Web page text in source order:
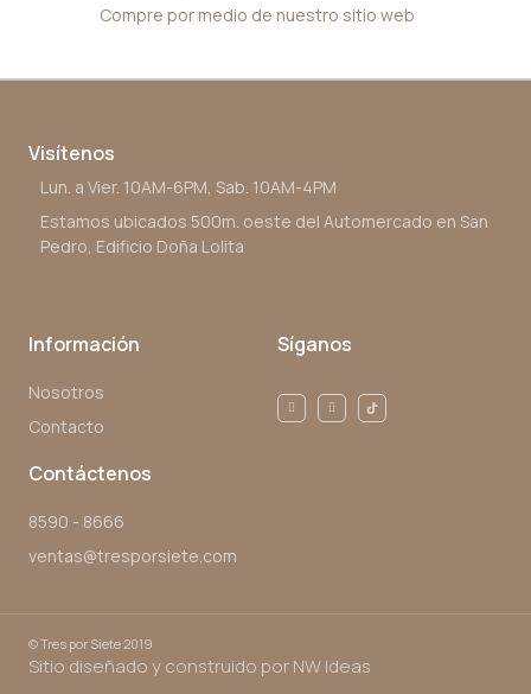
Compre por medio de nuestro sitio web
Visítenos
Lun. a Vier. 10AM-6PM, Sab. 10AM-4PM
Estamos ubicados 500m. oeste del Automercado en San
Pedro, Edificio Doña Lolita
Información
Nosotros
Contacto
Síganos
Contáctenos
8590 - 8666
ventas@tresporsiete.com
©Tres por Siete 2019
Sitio diseñado y construido por NW Ideas